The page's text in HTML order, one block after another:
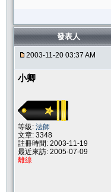
發表人
2003-11-20 03:37 AM
小卿
等級: 法師
文章: 3348
註冊時間: 2003-11-19
最近來訪: 2005-07-09
離線